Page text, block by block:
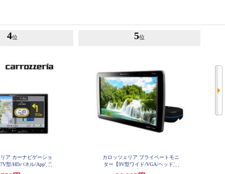
4位
ア カーナビゲーショ
型/HDパネル/AppleC
5位
カロッツェリア プライベートモニ
ター【9V型ワイド/VGA/ヘッドレ